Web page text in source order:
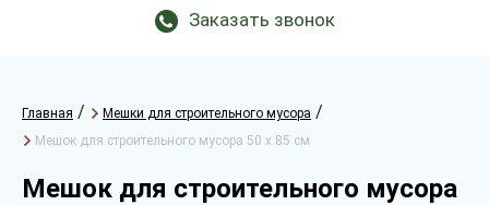
Заказать звонок
Главная / Мешки для строительного мусора /
Мешок для строительного мусора 50 х 85 см
Мешок для строительного мусора